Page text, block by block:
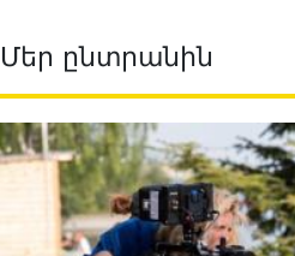
Մեր ընտրանին